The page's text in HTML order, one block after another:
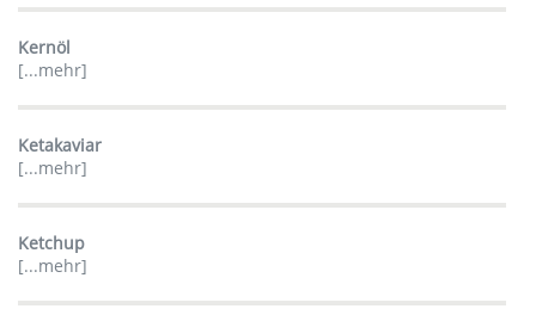
Kernöl
[...mehr]
Ketakaviar
[...mehr]
Ketchup
[...mehr]